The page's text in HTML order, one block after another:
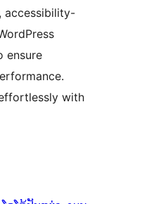
accessibility-
ensure
with